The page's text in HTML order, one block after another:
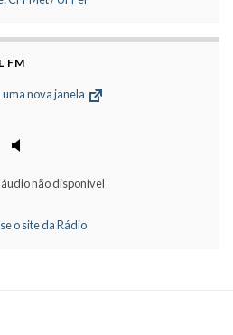
FM
nova janela
não disponível
o site da Rádio